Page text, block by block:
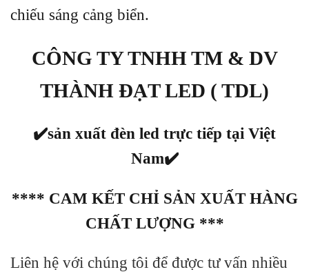
chiếu sáng cảng biển.
CÔNG TY TNHH TM & DV
THÀNH ĐẠT LED ( TDL)
✔️sản xuất đèn led trực tiếp tại Việt
Nam✔️
**** CAM KẾT CHỈ SẢN XUẤT HÀNG
CHẤT LƯỢNG ***
Liên hệ với chúng tôi để được tư vấn nhiều